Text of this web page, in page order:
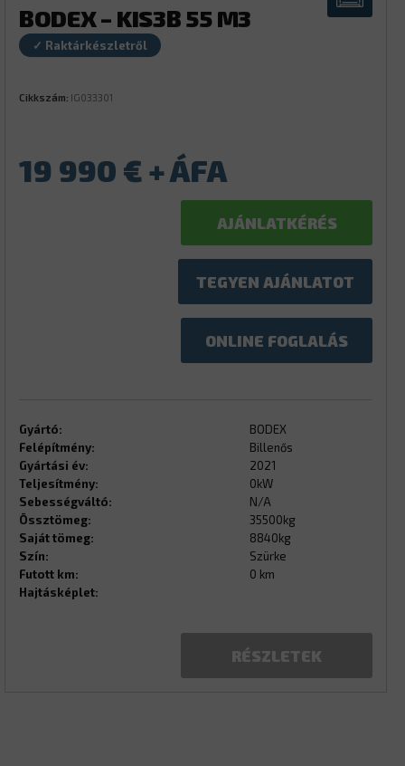
BODEX – KIS3B 55 M3
✓ Raktárkészletről
Cikkszám: IG033301
19 990 €
AJÁNLATKÉRÉS
TEGYEN AJÁNLATOT
ONLINE FOGLALÁS
Gyártó:
BODEX
Felépítmény:
Billenős
Gyártási év:
2021
Teljesítmény:
0kW
Sebességváltó:
N/A
Össztömeg:
35500kg
Saját tömeg:
8840kg
Szín:
Szürke
Futott km:
0 km
Hajtásképlet:
RÉSZLETEK